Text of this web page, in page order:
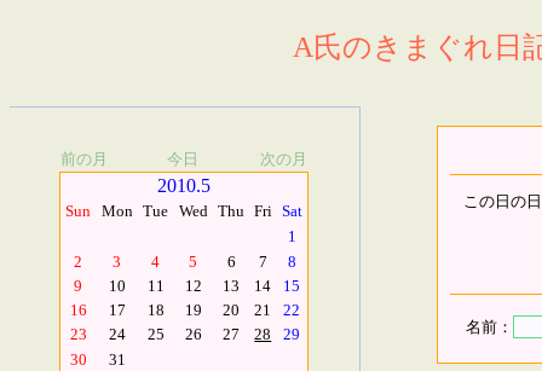
A氏のきまぐれ日
前の月 今日 次の月
2010.5
Sun Mon Tue Wed Thu Fri Sat
1
2
3 4 5 6 7
8
9
10 11 12 13 14
15
16
17 18 19 20 21
22
23
24 25 26 27 28
29
30
31
この日の
名前：